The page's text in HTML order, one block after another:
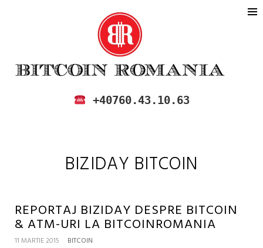
BITCOIN ROMANIA
CUMPARA SI VINDE BITCOIN IN
+40760.43.10.63
BIZIDAY BITCOIN
REPORTAJ BIZIDAY DESPRE BITCOIN
& ATM-URI LA BITCOINROMANIA
11 MARTIE 2015 BITCOIN